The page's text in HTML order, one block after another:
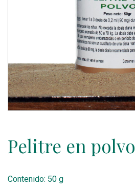
Pelitre en polvo
Contenido: 50 g